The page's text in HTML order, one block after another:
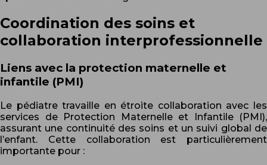
Coordination des soins et
collaboration interprofessionnelle
Liens avec la protection maternelle et
infantile (PMI)
Le pédiatre travaille en étroite collaboration avec les
services de Protection Maternelle et Infantile (PMI),
assurant une continuité des soins et un suivi global de
l’enfant. Cette collaboration est particulièrement
importante pour :